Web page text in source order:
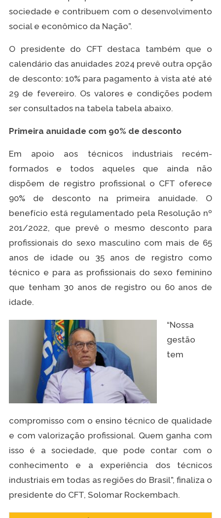
sociedade e contribuem com o desenvolvimento
social e econômico da Nação”.
O presidente do CFT destaca também que o
calendário das anuidades 2024 prevê outra opção
de desconto: 10% para pagamento à vista até até
29 de fevereiro. Os valores e condições podem
ser consultados na tabela tabela abaixo.
Primeira anuidade com 90% de desconto
Em apoio aos técnicos industriais recém-
formados e todos aqueles que ainda não
dispõem de registro profissional o CFT oferece
90% de desconto na primeira anuidade. O
benefício está regulamentado pela Resolução nº
201/2022, que prevê o mesmo desconto para
profissionais do sexo masculino com mais de 65
anos de idade ou 35 anos de registro como
técnico e para as profissionais do sexo feminino
que tenham 30 anos de registro ou 60 anos de
idade.
“Nossa
gestão
tem
compromisso com o ensino técnico de qualidade
e com valorização profissional. Quem ganha com
isso é a sociedade, que pode contar com o
conhecimento e a experiência dos técnicos
industriais em todas as regiões do Brasil”, finaliza o
presidente do CFT, Solomar Rockembach.